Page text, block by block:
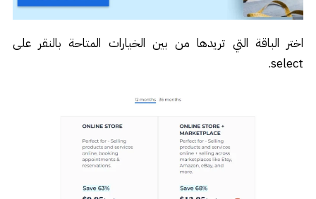
اختر الباقة التي تريدها من بين الخيارات المتاحة بالنقر على
select.